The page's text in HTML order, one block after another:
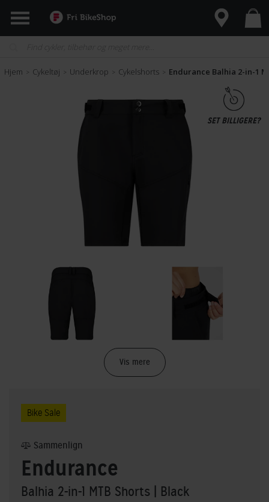
Hjem > Cykeltøj > Underkrop > Cykelshorts > Endurance Balhia 2-in-1
SET BILLIGERE?
Vis mere
Bike Sale
Endurance
Balhia 2-in-1 MTB Shorts | Black
Sammenlign